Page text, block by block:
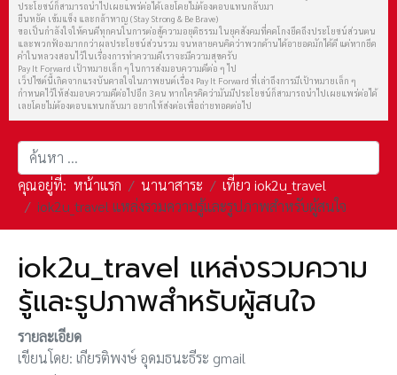
ประโยชน์ก็สามารถนำไปเผยแพร่ต่อได้เลยโดยไม่ต้องตอบแทนกลับมา
ยืนหยัด เข้มแข็ง และกล้าหาญ (Stay Strong & Be Brave)
ขอเป็นกำลังใจให้คนดีทุกคนในการต่อสู้ความอยุติธรรม ในยุคสังคมที่คดโกงยึดถึงประโยชน์ส่วนตน
และพวกฟ้องมากกว่าผลประโยชน์ส่วนรวม จนหลายคนคิดว่าพวกด้านได้อายอดมักได้ดี แต่หากยึด
คำในหลวงสอนไว้ในเรื่องการทำความดีเราจะมีความสุขครับ
Pay It Forward เป้าหมายเล็ก ๆ ในการส่งมอบความดีต่อ ๆ ไป
เว็ปไซต์นี้เกิดจากแรงบันดาลใจในภาพยนต์เรื่อง Pay It Forward ที่เล่าถึงการมีเป้าหมายเล็ก ๆ
กำหนดไว้ให้ส่งมอบความดีต่อไปอีก 3 คน หากใครคิดว่ามันมีประโยชน์ก็สามารถนำไปเผยแพร่ต่อได้
เลยโดยไม่ต้องตอบแทนกลับมา อยากให้ส่งต่อเพื่อถ่ายทอดต่อไป
การค้นหา
คุณอยู่ที่: หน้าแรก นานาสาระ
เที่ยว iok2u_travel
iok2u_travel แหล่งรวมความรู้และรูปภาพสำหรับผู้สนใจ
iok2u_travel แหล่งรวมความ
รู้และรูปภาพสำหรับผู้สนใจ
รายละเอียด
เขียนโดย: เกียรติพงษ์ อุดมธนะธีระ gmail